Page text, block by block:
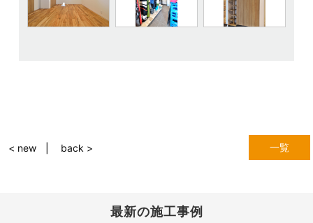
一覧
< new back >
最新の施工事例